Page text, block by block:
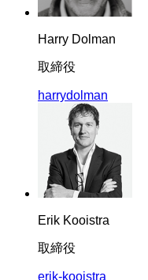
Harry Dolman
取締役
harrydolman
Erik Kooistra
取締役
erik-kooistra